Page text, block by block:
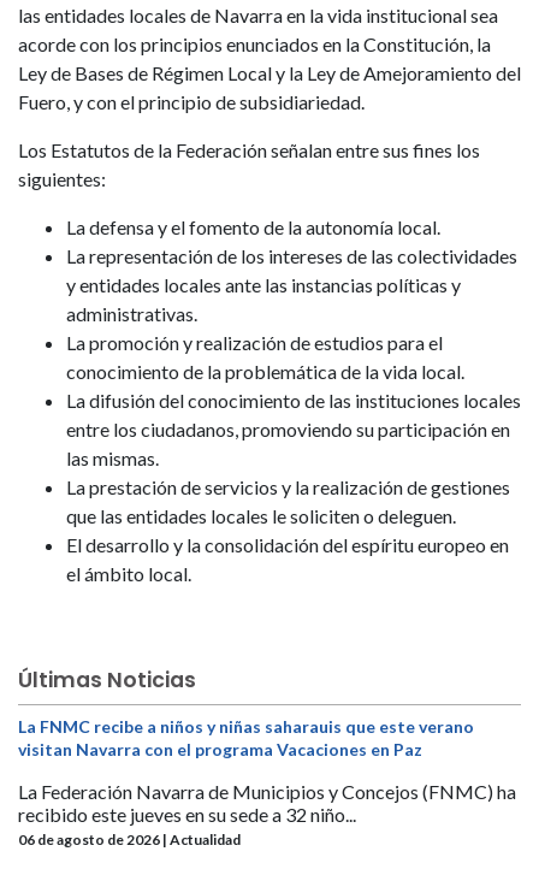
las entidades locales de Navarra en la vida institucional sea
acorde con los principios enunciados en la Constitución, la
Ley de Bases de Régimen Local y la Ley de Amejoramiento del
Fuero, y con el principio de subsidiariedad.
Los Estatutos de la Federación señalan entre sus fines los
siguientes:
La defensa y el fomento de la autonomía local.
La representación de los intereses de las colectividades
y entidades locales ante las instancias políticas y
administrativas.
La promoción y realización de estudios para el
conocimiento de la problemática de la vida local.
La difusión del conocimiento de las instituciones locales
entre los ciudadanos, promoviendo su participación en
las mismas.
La prestación de servicios y la realización de gestiones
que las entidades locales le soliciten o deleguen.
El desarrollo y la consolidación del espíritu europeo en
el ámbito local.
Últimas Noticias
La FNMC recibe a niños y niñas saharauis que este verano
visitan Navarra con el programa Vacaciones en Paz
La Federación Navarra de Municipios y Concejos (FNMC) ha
recibido este jueves en su sede a 32 niño...
06 de agosto de 2026 | Actualidad